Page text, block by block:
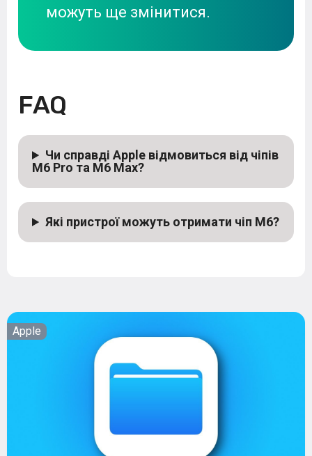
можуть ще змінитися.
FAQ
Чи справді Apple відмовиться від чіпів
M6 Pro та M6 Max?
Які пристрої можуть отримати чіп M6?
Apple